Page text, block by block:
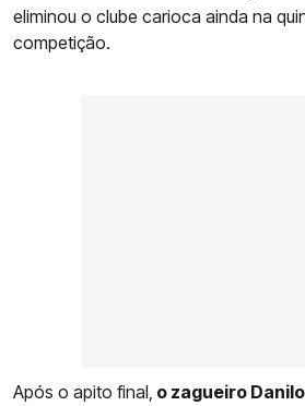
eliminou o clube carioca ainda na
competição.
Após o apito final, o zagueiro